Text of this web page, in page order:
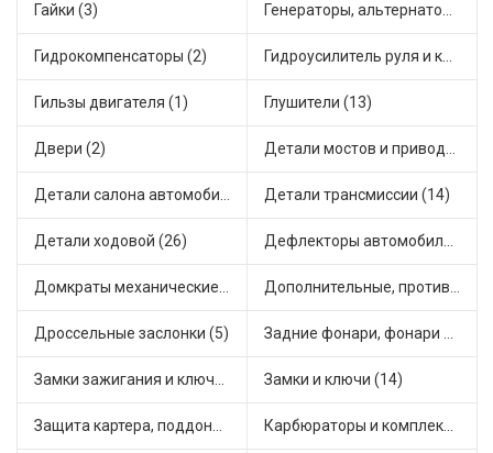
Гайки (3) Генераторы, альтернаторы и комплектующие (32)
Гидрокомпенсаторы (2) Гидроусилитель руля и комплектующие (1)
Гильзы двигателя (1) Глушители (13)
Двери (2) Детали мостов и привода трансмиссии (18)
Детали салона автомобиля (11) Детали трансмиссии (14)
Детали ходовой (26) Дефлекторы автомобильные (1)
Домкраты механические (1) Дополнительные, противотуманные фары (3)
Дроссельные заслонки (5) Задние фонари, фонари видимости (2)
Замки зажигания и ключи (4) Замки и ключи (14)
Защита картера, поддона, КПП (1) Карбюраторы и комплектующие (7)